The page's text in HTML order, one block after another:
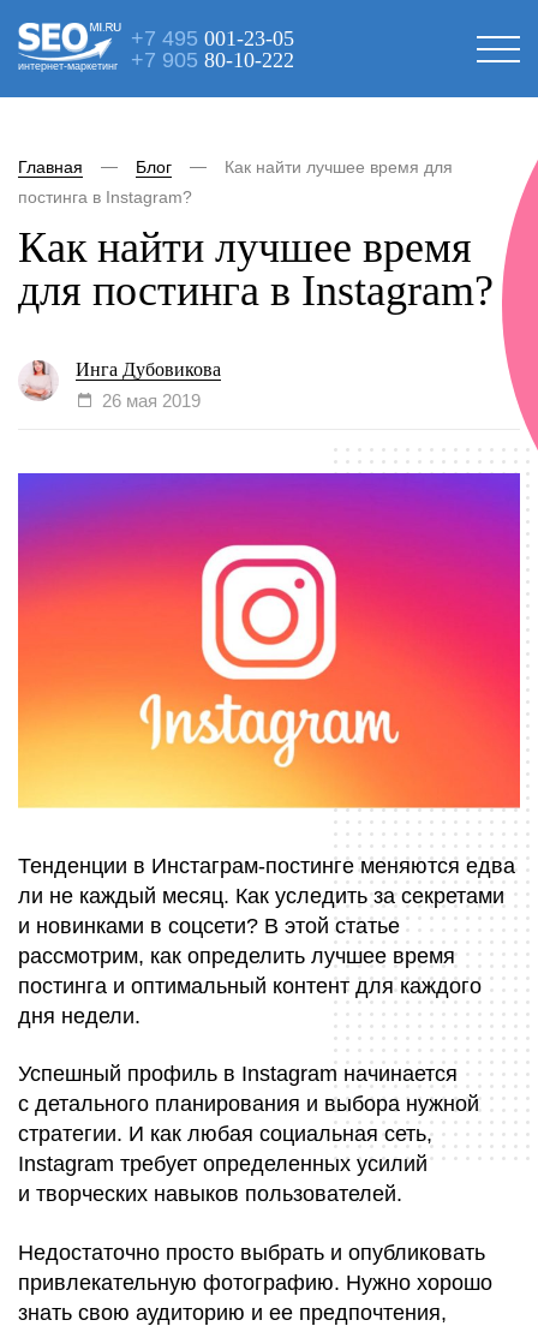
интернет-маркетинг
+7 495 001-23-05
+7 905 80-10-222
Главная Блог
Как найти лучшее время для
постинга в Instagram?
Как найти лучшее время
для постинга в Instagram?
Инга Дубовикова
26 мая 2019
Тенденции в Инстаграм-постинге меняются едва
ли не каждый месяц. Как уследить за секретами
и новинками в соцсети? В этой статье
рассмотрим, как определить лучшее время
постинга и оптимальный контент для каждого
дня недели.
Успешный профиль в Instagram начинается
с детального планирования и выбора нужной
стратегии. И как любая социальная сеть,
Instagram требует определенных усилий
и творческих навыков пользователей.
Недостаточно просто выбрать и опубликовать
привлекательную фотографию. Нужно хорошо
знать свою аудиторию и ее предпочтения,